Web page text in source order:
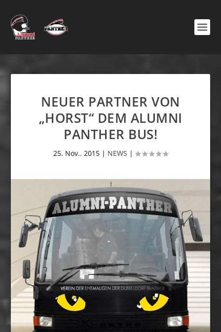
NEUER PARTNER VON
„HORST“ DEM ALUMNI
PANTHER BUS!
25. Nov.. 2015 | NEWS |